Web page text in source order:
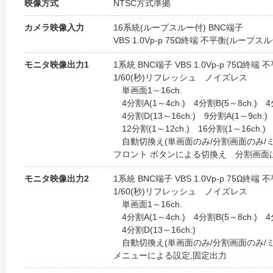
映像方式 NTSC方式準拠
カメラ映像入力
16系統(ループスルー付) BNC端子
VBS 1.0Vp-p 75Ω終端 不平衡(ループス
モニタ映像出力1
1系統 BNC端子 VBS 1.0Vp-p 75Ω終端 不
1/60(秒)リフレッシュ ノイズレス
単画面1～16ch.
4分割A(1～4ch.) 4分割B(5～8ch.) 4
4分割D(13～16ch.) 9分割A(1～9ch.)
12分割(1～12ch.) 16分割(1～16ch.)
自動切換え(単画面のみ/分割画面のみ/
フロント ボタンによる切換え 分割画面
モニタ映像出力2
1系統 BNC端子 VBS 1.0Vp-p 75Ω終端 不
1/60(秒)リフレッシュ ノイズレス
単画面1～16ch.
4分割A(1～4ch.) 4分割B(5～8ch.) 4
4分割D(13～16ch.)
自動切換え(単画面のみ/分割画面のみ/
メニューによる設定,固定出力